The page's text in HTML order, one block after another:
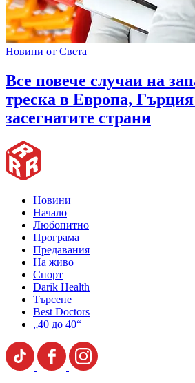
Новини от Света
Все повече случаи на
треска в Европа,
засегнатите страни
Новини
Начало
Любопитно
Програма
Предавания
На живо
Спорт
Darik Health
Търсене
Best Doctors
„40 до 40“